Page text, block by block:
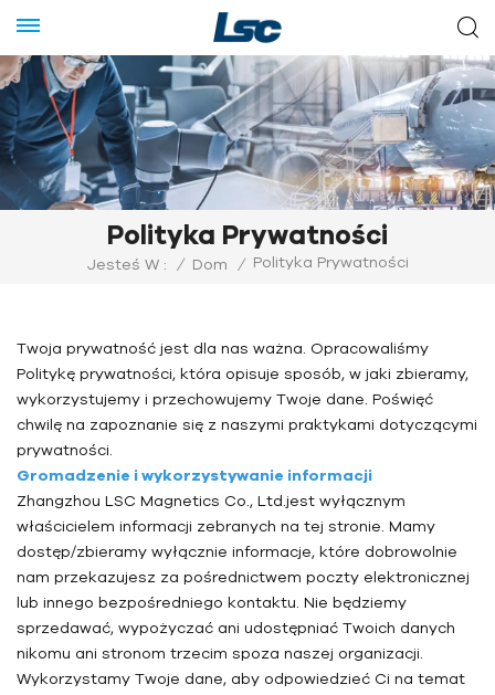
Polityka Prywatności
Jesteś W : / Dom / Polityka Prywatności
Twoja prywatność jest dla nas ważna. Opracowaliśmy
Politykę prywatności, która opisuje sposób, w jaki zbieramy,
wykorzystujemy i przechowujemy Twoje dane. Poświęć
chwilę na zapoznanie się z naszymi praktykami dotyczącymi
prywatności.
Gromadzenie i wykorzystywanie informacji
Zhangzhou LSC Magnetics Co., Ltd. jest wyłącznym
właścicielem informacji zebranych na tej stronie. Mamy
dostęp/zbieramy wyłącznie informacje, które dobrowolnie
nam przekazujesz za pośrednictwem poczty elektronicznej
lub innego bezpośredniego kontaktu. Nie będziemy
sprzedawać, wypożyczać ani udostępniać Twoich danych
nikomu ani stronom trzecim spoza naszej organizacji.
Wykorzystamy Twoje dane, aby odpowiedzieć Ci na temat